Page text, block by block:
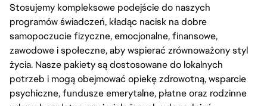
Stosujemy kompleksowe podejście do naszych
programów świadczeń, kładąc nacisk na dobre
samopoczucie fizyczne, emocjonalne, finansowe,
zawodowe i społeczne, aby wspierać zrównoważony styl
życia. Nasze pakiety są dostosowane do lokalnych
potrzeb i mogą obejmować opiekę zdrowotną, wsparcie
psychiczne, fundusze emerytalne, płatne oraz rodzinne